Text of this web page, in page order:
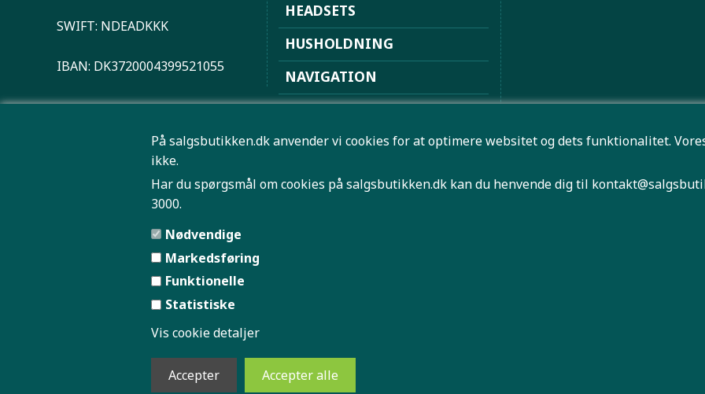
På salgsbutikken.dk anvender vi cookies for at optimere websitet og dets funktionalitet.
ikke.
Har du spørgsmål om cookies på salgsbutikken.dk kan du henvende dig til
3000.
Nødvendige
Markedsføring
Funktionelle
Statistiske
Vis cookie detaljer
SWIFT: NDEADKKK
IBAN: DK3720004399521055
HEADSETS
HUSHOLDNING
NAVIGATION
PLAYSTATION
ROBOTSTØVSUGERE
SPORT OG FRITID
Pris og antal er først bindende når Salgsbutikken har bekræftet